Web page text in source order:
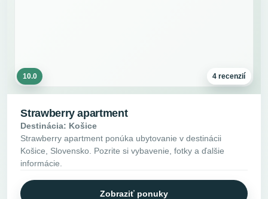
10.0 4 recenzií
Strawberry apartment
Destinácia: Košice
Strawberry apartment ponúka ubytovanie v destinácii
Košice, Slovensko. Pozrite si vybavenie, fotky a ďalšie
informácie.
Zobraziť ponuky